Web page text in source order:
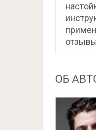
отзывы
ОБ